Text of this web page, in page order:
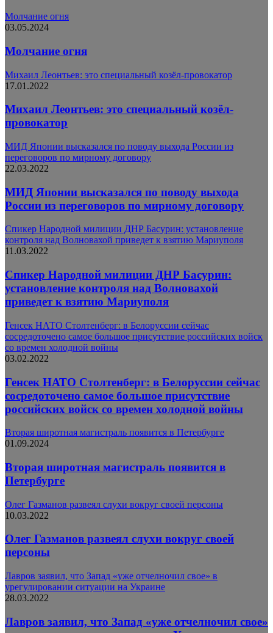
Молчание огня
03.05.2024
Молчание огня
Михаил Леонтьев: это специальный козёл-провокатор
17.01.2022
Михаил Леонтьев: это специальный козёл-
провокатор
МИД Японии высказался по поводу выхода России из
переговоров по мирному договору
22.03.2022
МИД Японии высказался по поводу выхода
России из переговоров по мирному договору
Спикер Народной милиции ДНР Басурин: установление
контроля над Волновахой приведет к взятию Мариуполя
11.03.2022
Спикер Народной милиции ДНР Басурин:
установление контроля над Волновахой
приведет к взятию Мариуполя
Генсек НАТО Столтенберг: в Белоруссии сейчас
сосредоточено самое большое присутствие российских войск
со времен холодной войны
03.02.2022
Генсек НАТО Столтенберг: в Белоруссии сейчас
сосредоточено самое большое присутствие
российских войск со времен холодной войны
Вторая широтная магистраль появится в Петербурге
01.09.2024
Вторая широтная магистраль появится в
Петербурге
Олег Газманов развеял слухи вокруг своей персоны
10.03.2022
Олег Газманов развеял слухи вокруг своей
персоны
Лавров заявил, что Запад «уже отчелночил свое» в
урегулировании ситуации на Украине
28.03.2022
Лавров заявил, что Запад «уже отчелночил свое»